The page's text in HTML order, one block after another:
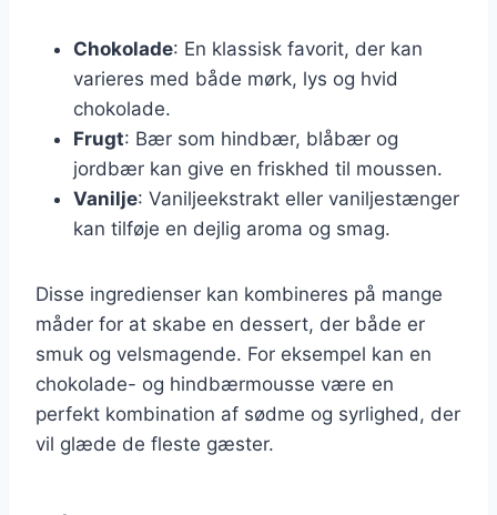
Chokolade: En klassisk favorit, der kan
varieres med både mørk, lys og hvid
chokolade.
Frugt: Bær som hindbær, blåbær og
jordbær kan give en friskhed til moussen.
Vanilje: Vaniljeekstrakt eller vaniljestænger
kan tilføje en dejlig aroma og smag.
Disse ingredienser kan kombineres på mange
måder for at skabe en dessert, der både er
smuk og velsmagende. For eksempel kan en
chokolade- og hindbærmousse være en
perfekt kombination af sødme og syrlighed, der
vil glæde de fleste gæster.